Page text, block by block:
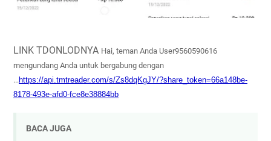
LINK TDONLODNYA Hai, teman Anda User9560590616
mengundang Anda untuk bergabung dengan
...https://api.tmtreader.com/s/Zs8dqKgJY/?share_token=66a148be-
8178-493e-afd0-fce8e38884bb
BACA JUGA